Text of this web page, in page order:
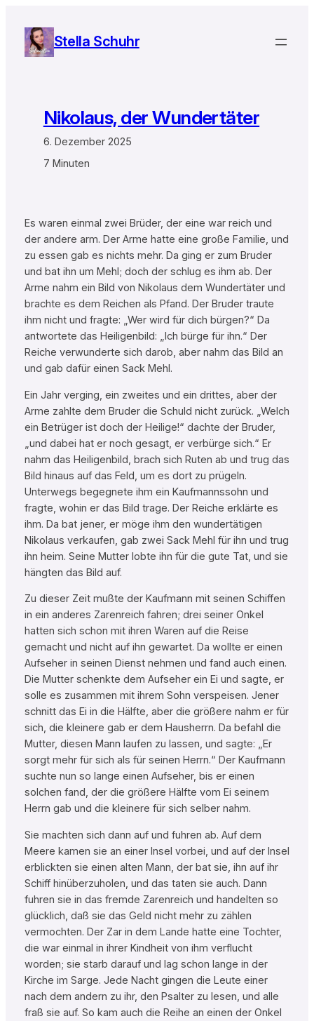
Inhalt
springen
Stella Schuhr
Nikolaus, der Wundertäter
6. Dezember 2025
7 Minuten
Es waren einmal zwei Brüder, der eine war reich und
der andere arm. Der Arme hatte eine große Familie, und
zu essen gab es nichts mehr. Da ging er zum Bruder
und bat ihn um Mehl; doch der schlug es ihm ab. Der
Arme nahm ein Bild von Nikolaus dem Wundertäter und
brachte es dem Reichen als Pfand. Der Bruder traute
ihm nicht und fragte: „Wer wird für dich bürgen?“ Da
antwortete das Heiligenbild: „Ich bürge für ihn.“ Der
Reiche verwunderte sich darob, aber nahm das Bild an
und gab dafür einen Sack Mehl.
Ein Jahr verging, ein zweites und ein drittes, aber der
Arme zahlte dem Bruder die Schuld nicht zurück. „Welch
ein Betrüger ist doch der Heilige!“ dachte der Bruder,
„und dabei hat er noch gesagt, er verbürge sich.“ Er
nahm das Heiligenbild, brach sich Ruten ab und trug das
Bild hinaus auf das Feld, um es dort zu prügeln.
Unterwegs begegnete ihm ein Kaufmannssohn und
fragte, wohin er das Bild trage. Der Reiche erklärte es
ihm. Da bat jener, er möge ihm den wundertätigen
Nikolaus verkaufen, gab zwei Sack Mehl für ihn und trug
ihn heim. Seine Mutter lobte ihn für die gute Tat, und sie
hängten das Bild auf.
Zu dieser Zeit mußte der Kaufmann mit seinen Schiffen
in ein anderes Zarenreich fahren; drei seiner Onkel
hatten sich schon mit ihren Waren auf die Reise
gemacht und nicht auf ihn gewartet. Da wollte er einen
Aufseher in seinen Dienst nehmen und fand auch einen.
Die Mutter schenkte dem Aufseher ein Ei und sagte, er
solle es zusammen mit ihrem Sohn verspeisen. Jener
schnitt das Ei in die Hälfte, aber die größere nahm er für
sich, die kleinere gab er dem Hausherrn. Da befahl die
Mutter, diesen Mann laufen zu lassen, und sagte: „Er
sorgt mehr für sich als für seinen Herrn.“ Der Kaufmann
suchte nun so lange einen Aufseher, bis er einen
solchen fand, der die größere Hälfte vom Ei seinem
Herrn gab und die kleinere für sich selber nahm.
Sie machten sich dann auf und fuhren ab. Auf dem
Meere kamen sie an einer Insel vorbei, und auf der Insel
erblickten sie einen alten Mann, der bat sie, ihn auf ihr
Schiff hinüberzuholen, und das taten sie auch. Dann
fuhren sie in das fremde Zarenreich und handelten so
glücklich, daß sie das Geld nicht mehr zu zählen
vermochten. Der Zar in dem Lande hatte eine Tochter,
die war einmal in ihrer Kindheit von ihm verflucht
worden; sie starb darauf und lag schon lange in der
Kirche im Sarge. Jede Nacht gingen die Leute einer
nach dem andern zu ihr, den Psalter zu lesen, und alle
fraß sie auf. So kam auch die Reihe an einen der Onkel